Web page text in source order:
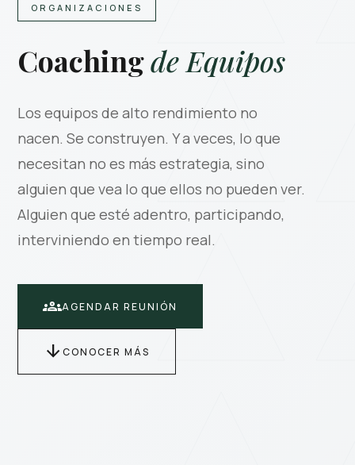
ORGANIZACIONES
Coachingde Equipos
Los equipos de alto rendimiento no
nacen. Se construyen. Y a veces, lo que
necesitan no es más estrategia, sino
alguien que vea lo que ellos no pueden ver.
Alguien que esté adentro, participando,
interviniendo en tiempo real.
groupsAGENDAR REUNIÓN
arrow_downwardCONOCER MÁS